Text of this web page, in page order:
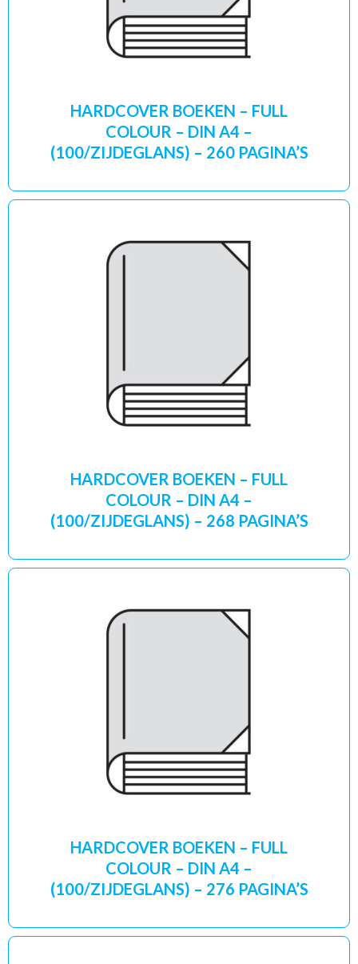
HARDCOVER BOEKEN – FULL
COLOUR – DIN A4 –
(100/ZIJDEGLANS) – 260 PAGINA’S
HARDCOVER BOEKEN – FULL
COLOUR – DIN A4 –
(100/ZIJDEGLANS) – 268 PAGINA’S
HARDCOVER BOEKEN – FULL
COLOUR – DIN A4 –
(100/ZIJDEGLANS) – 276 PAGINA’S